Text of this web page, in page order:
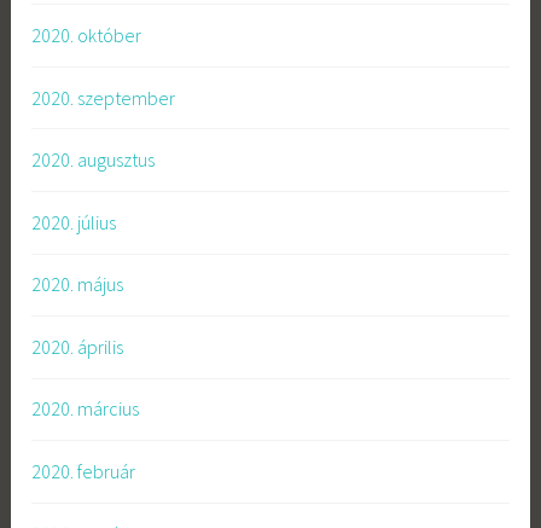
2020. október
2020. szeptember
2020. augusztus
2020. július
2020. május
2020. április
2020. március
2020. február